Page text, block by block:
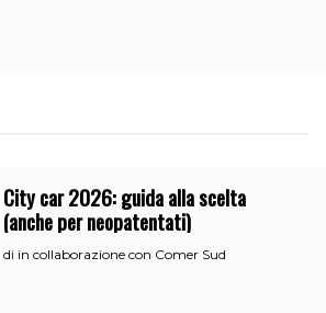
City car 2026: guida alla scelta
(anche per neopatentati)
di in collaborazione con Comer Sud